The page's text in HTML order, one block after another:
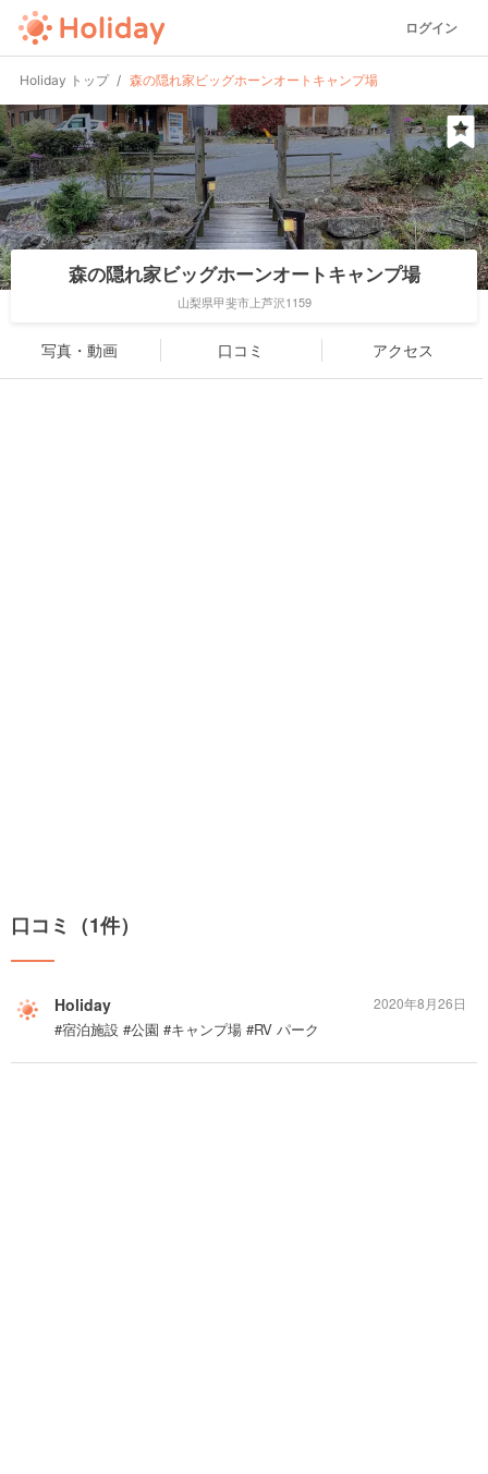
ログイン
Holiday トップ 森の隠れ家ビッグホーンオートキャンプ場
森の隠れ家ビッグホーンオートキャンプ場
山梨県甲斐市上芦沢1159
写真・動画 口コミ アクセス
口コミ（1件）
Holiday
#宿泊施設 #公園 #キャンプ場 #RV パーク
2020年8月26日